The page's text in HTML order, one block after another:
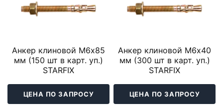
Анкер клиновой М6х85
мм (150 шт в карт. уп.)
STARFIX
ЦЕНА ПО ЗАПРОСУ
Анкер клиновой М6х40
мм (300 шт в карт. уп.)
STARFIX
ЦЕНА ПО ЗАПРОСУ